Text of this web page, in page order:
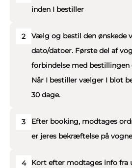
inden I bestiller
2
Vælg og bestil den ønskede
dato/datoer. Første del af
forbindelse med bestillingen
Når I bestiller vælger I blot
30 dage.
3
Efter booking, modtages
er jeres bekræftelse på
4
Kort efter modtages info fra